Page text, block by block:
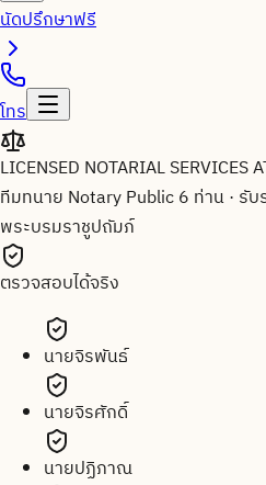
นัดปรึกษาฟรี
โทร
LICENSED NOTARIAL SERVICES
ทีมทนาย Notary Public 6 ท่าน· รับ
พระบรมราชูปถัมภ์
ตรวจสอบได้จริง
นายจิรพันธ์
นายจิรศักดิ์
นายปฏิภาณ